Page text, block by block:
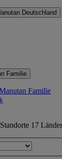
Deutschland
Familie
Familie
17